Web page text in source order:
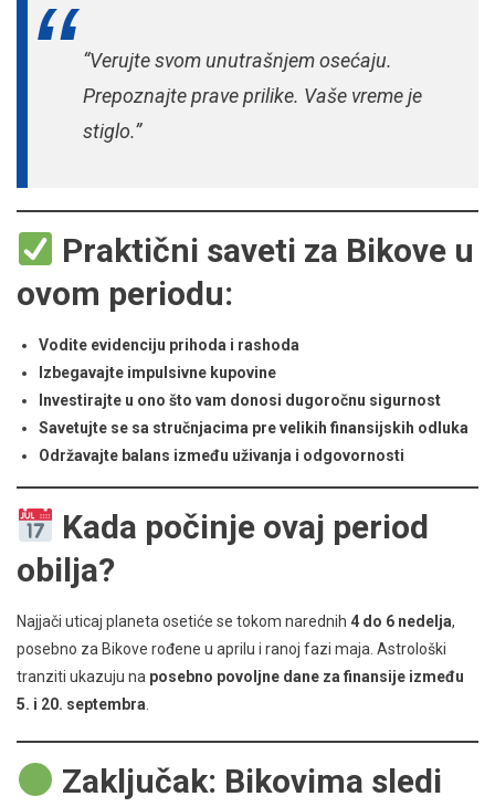
“Verujte svom unutrašnjem osećaju.
Prepoznajte prave prilike. Vaše vreme je
stiglo.”
Praktični saveti za Bikove u
ovom periodu:
Vodite evidenciju prihoda i rashoda
Izbegavajte impulsivne kupovine
Investirajte u ono što vam donosi dugoročnu sigurnost
Savetujte se sa stručnjacima pre velikih finansijskih odluka
Održavajte balans između uživanja i odgovornosti
Kada počinje ovaj period
obilja?
Najjači uticaj planeta osetiće se tokom narednih 4 do 6 nedelja,
posebno za Bikove rođene u aprilu i ranoj fazi maja. Astrološki
tranziti ukazuju na posebno povoljne dane za finansije između
5. i 20. septembra
Zaključak: Bikovima sledi